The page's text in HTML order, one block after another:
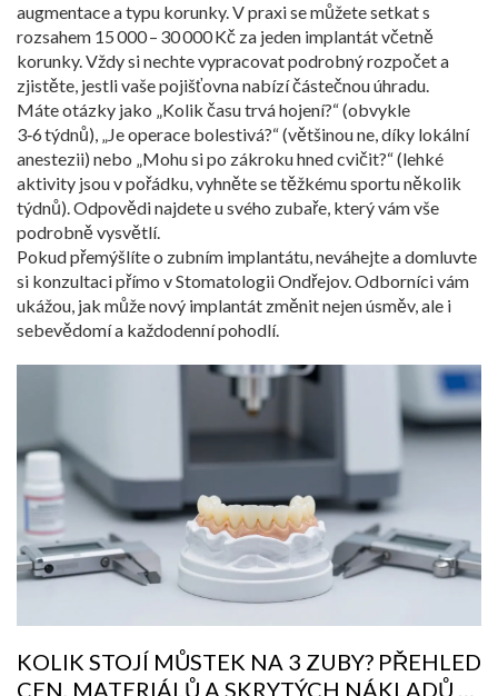
augmentace a typu korunky. V praxi se můžete setkat s
rozsahem 15 000 – 30 000 Kč za jeden implantát včetně
korunky. Vždy si nechte vypracovat podrobný rozpočet a
zjistěte, jestli vaše pojišťovna nabízí částečnou úhradu.
Máte otázky jako „Kolik času trvá hojení?“ (obvykle
3‑6 týdnů), „Je operace bolestivá?“ (většinou ne, díky lokální
anestezii) nebo „Mohu si po zákroku hned cvičit?“ (lehké
aktivity jsou v pořádku, vyhněte se těžkému sportu několik
týdnů). Odpovědi najdete u svého zubaře, který vám vše
podrobně vysvětlí.
Pokud přemýšlíte o zubním implantátu, neváhejte a domluvte
si konzultaci přímo v Stomatologii Ondřejov. Odborníci vám
ukážou, jak může nový implantát změnit nejen úsměv, ale i
sebevědomí a každodenní pohodlí.
KOLIK STOJÍ MŮSTEK NA 3 ZUBY? PŘEHLED
CEN, MATERIÁLŮ A SKRYTÝCH NÁKLADŮ V